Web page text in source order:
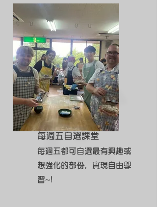
每週五自選課堂
每週五都可自選最有興趣或
想強化的部份，實現自由學
習~!